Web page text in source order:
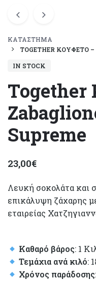
ΚΑΤΆΣΤΗΜΑ
TOGETHER ΚΟΥΦΈΤΟ
IN STOCK
Together
Supreme
23,00€
Λευκή σοκολάτα και
επικάλυψη ζάχαρης
εταιρείας
Καθαρό βάρος: 1
Τεμάχια ανά κιλό:
Χρόνος παράδοσης